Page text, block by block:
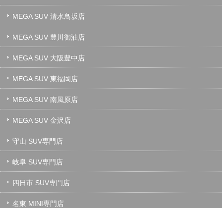
MEGA SUV 清水鳥坂店
MEGA SUV 豊川御油店
MEGA SUV 大阪豊中店
MEGA SUV 東福岡店
MEGA SUV 南風原店
MEGA SUV 金沢店
守山 SUV専門店
岐阜 SUV専門店
四日市 SUV専門店
名東 MINI専門店